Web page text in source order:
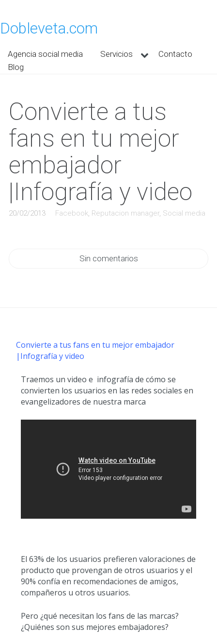
Dobleveta.com
Agencia social media Servicios
Contacto
Blog
Convierte a tus
fans en tu mejor
embajador
|Infografía y video
20/02/2013 Facebook, Reputacion manager, Social media
Sin comentarios
Convierte a tus fans en tu mejor embajador
|Infografía y video
Traemos un video e infografía de cómo se
convierten los usuarios en las redes sociales en
evangelizadores de nuestra marca
El 63% de los usuarios prefieren valoraciones de
producto que provengan de otros usuarios y el
90% confía en recomendaciones de amigos,
compañeros u otros usuarios.
Pero ¿qué necesitan los fans de las marcas?
¿Quiénes son sus mejores embajadores?